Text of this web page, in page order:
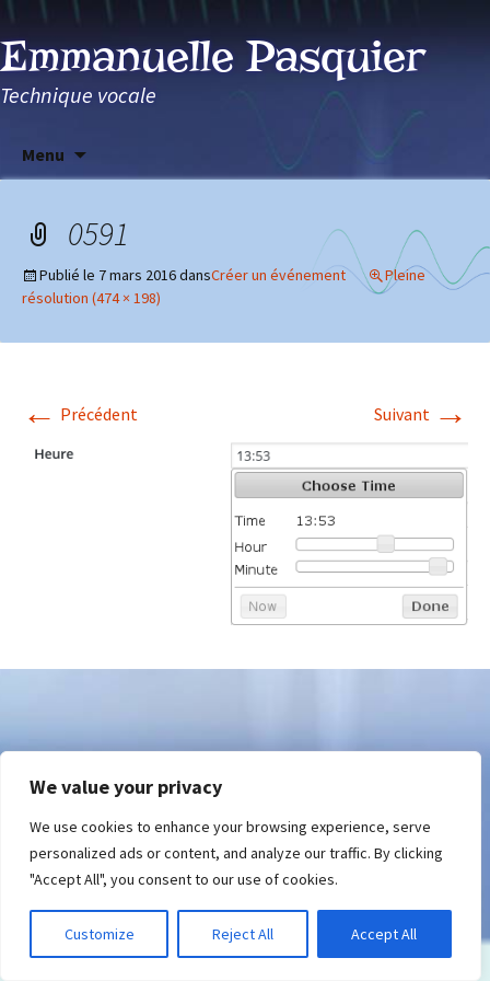
We value your privacy
We use cookies to enhance your browsing experience, serve
personalized ads or content, and analyze our traffic. By clicking
"Accept All", you consent to our use of cookies.
Customize Reject All Accept All
Emmanuelle Pasquier
Technique vocale
Menu
0591
Publié le 7 mars 2016dansCréer un événement
Pleine
résolution (474 × 198)
← Précédent Suivant →